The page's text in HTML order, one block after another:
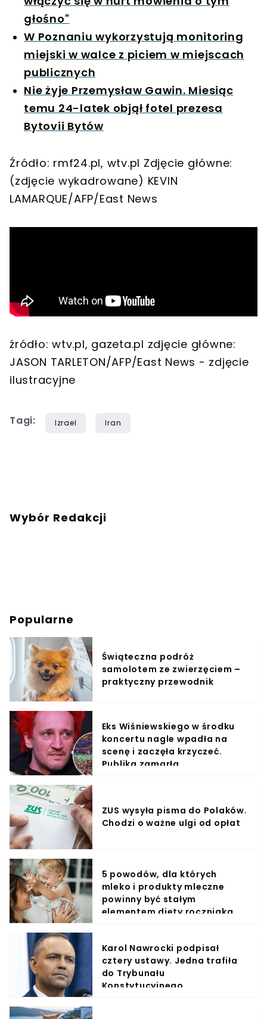
głośno"
W Poznaniu wykorzystują monitoring
miejski w walce z piciem w miejscach
publicznych
Nie żyje Przemysław Gawin. Miesiąc
temu 24-latek objął fotel prezesa
Bytovii Bytów
Źródło: rmf24.pl, wtv.pl Zdjęcie główne:
(zdjęcie wykadrowane) KEVIN
LAMARQUE/AFP/East News
źródło: wtv.pl, gazeta.pl zdjęcie główne:
JASON TARLETON/AFP/East News - zdjęcie
ilustracyjne
Tagi: Izrael Iran
Wybór Redakcji
Popularne
Świąteczna podróż
samolotem ze zwierzęciem –
praktyczny przewodnik
Eks Wiśniewskiego w środku
koncertu nagle wpadła na
scenę i zaczęła krzyczeć.
Publika zamarła
ZUS wysyła pisma do Polaków.
Chodzi o ważne ulgi od opłat
5 powodów, dla których
mleko i produkty mleczne
powinny być stałym
elementem diety roczniaka
Karol Nawrocki podpisał
cztery ustawy. Jedna trafiła
do Trybunału
Konstytucyjnego